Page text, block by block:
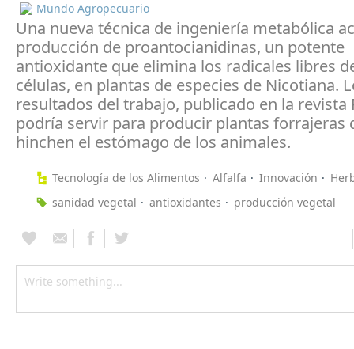
Mundo Agropecuario
Una nueva técnica de ingeniería metabólica
producción de proantocianidinas, un potente
antioxidante que elimina los radicales libres
células, en plantas de especies de Nicotiana.
resultados del trabajo, publicado en la revista
podría servir para producir plantas forrajeras
hinchen el estómago de los animales.
Tecnología de los Alimentos Alfalfa Innovación
sanidad vegetal
antioxidantes producción vegetal